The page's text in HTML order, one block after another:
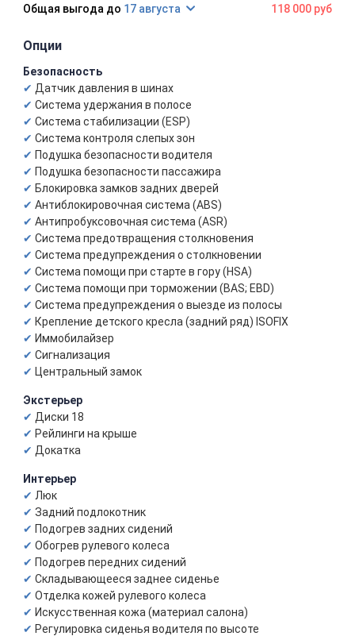
17 августа 118 000 руб
Опции
Безопасность
Датчик давления в шинах
Система удержания в полосе
Система стабилизации (ESP)
Система контроля слепых зон
Подушка безопасности водителя
Подушка безопасности пассажира
Блокировка замков задних дверей
Антиблокировочная система (ABS)
Антипробуксовочная система (ASR)
Система предотвращения столкновения
Система предупреждения о столкновении
Система помощи при старте в гору (HSA)
Система помощи при торможении (BAS; EBD)
Система предупреждения о выезде из полосы
Крепление детского кресла (задний ряд) ISOFIX
Иммобилайзер
Сигнализация
Центральный замок
Экстерьер
Диски 18
Рейлинги на крыше
Докатка
Интерьер
Люк
Задний подлокотник
Подогрев задних сидений
Обогрев рулевого колеса
Подогрев передних сидений
Складывающееся заднее сиденье
Отделка кожей рулевого колеса
Искусственная кожа (материал салона)
Регулировка сиденья водителя по высоте